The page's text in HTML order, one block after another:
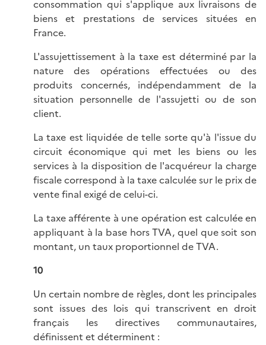
consommation qui s'applique aux livraisons de
biens et prestations de services situées en
France.
L'assujettissement à la taxe est déterminé par la
nature des opérations effectuées ou des
produits concernés, indépendamment de la
situation personnelle de l'assujetti ou de son
client.
La taxe est liquidée de telle sorte qu'à l'issue du
circuit économique qui met les biens ou les
services à la disposition de l'acquéreur la charge
fiscale correspond à la taxe calculée sur le prix de
vente final exigé de celui-ci.
La taxe afférente à une opération est calculée en
appliquant à la base hors TVA, quel que soit son
montant, un taux proportionnel de TVA.
10
Un certain nombre de règles, dont les principales
sont issues des lois qui transcrivent en droit
français les directives communautaires,
définissent et déterminent :